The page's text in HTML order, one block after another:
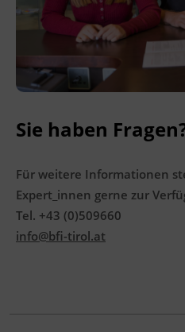
Sie unter www.mein-
Terminübersicht
Sie haben
Für weitere Informationen
Expert_innen gerne zur
Tel. +43 (0)509660
info@bfi-tirol.at